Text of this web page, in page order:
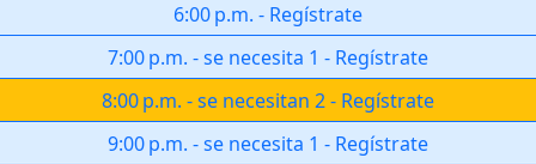
6:00 p.m. - Regístrate
7:00 p.m. -se necesita 1 - Regístrate
8:00 p.m. -se necesitan 2- Regístrate
9:00 p.m. -se necesita 1 - Regístrate